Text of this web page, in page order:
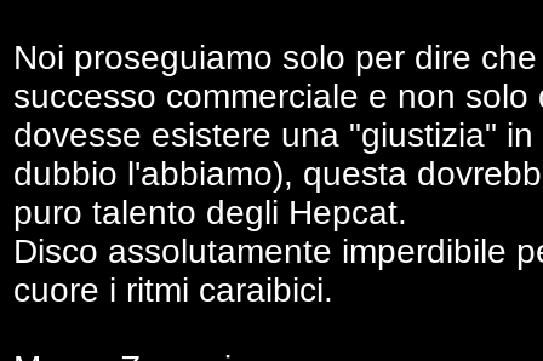
Noi proseguiamo solo per dire
successo commerciale e non
dovesse esistere una "giustizia"
dubbio l'abbiamo), questa
puro talento degli Hepcat.
Disco assolutamente imperdibile
cuore i ritmi caraibici.